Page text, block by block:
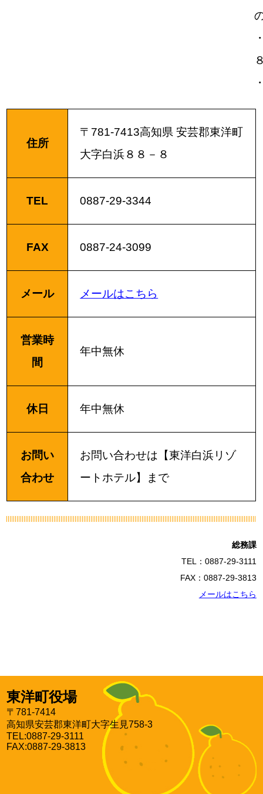
住所
〒781-7413高知県 安芸郡東洋町
大字白浜８８－８
TEL 0887-29-3344
FAX 0887-24-3099
メール メールはこちら
営業時
間
年中無休
休日 年中無休
お問い
合わせ
お問い合わせは【東洋白浜リゾ
ートホテル】まで
総務課
TEL：0887-29-3111
FAX：0887-29-3813
メールはこちら
東洋町役場
〒781-7414
高知県安芸郡東洋町大字生見758-3
TEL:0887-29-3111
FAX:0887-29-3813